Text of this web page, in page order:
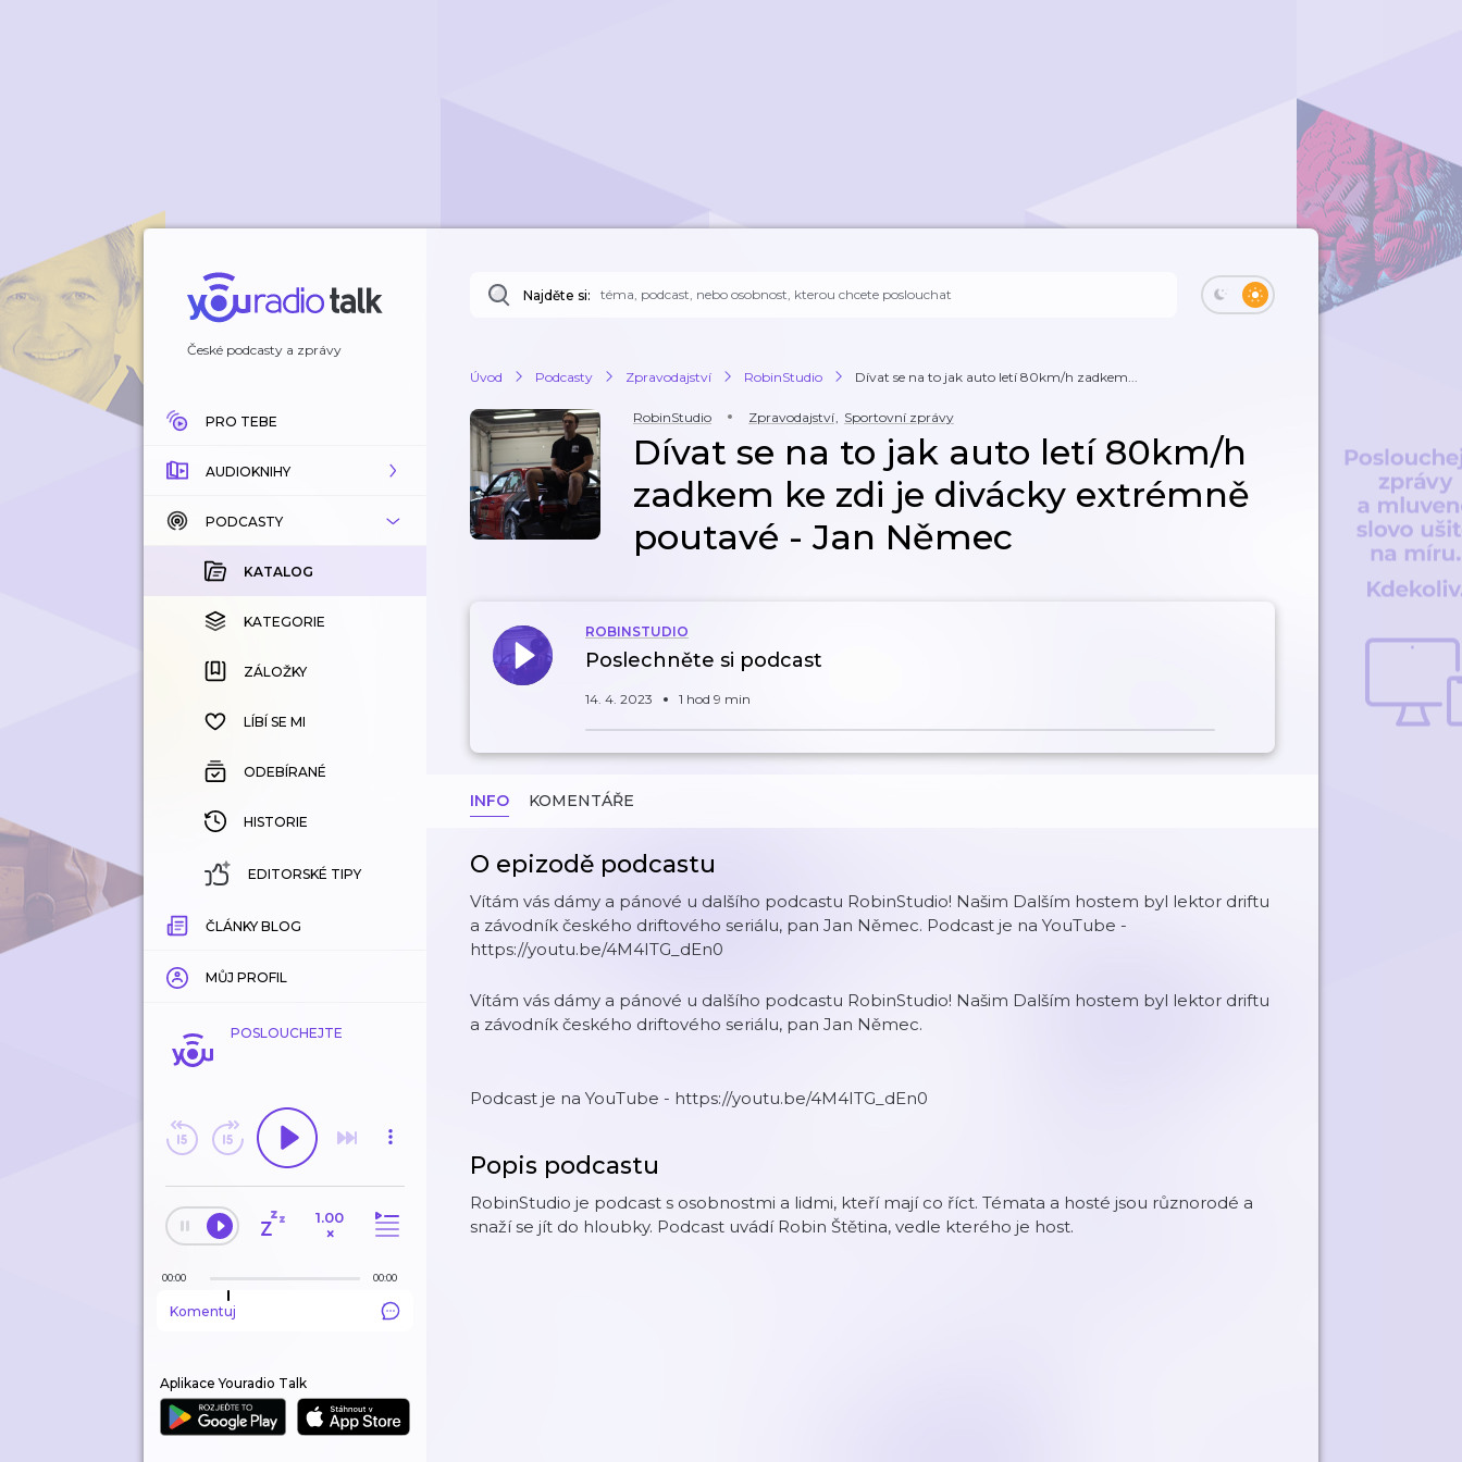
České podcasty a zprávy
PRO TEBE
AUDIOKNIHY
KATALOG
KOUPENÉ
KATEGORIE
ZÁLOŽKY
HISTORIE
PODCASTY
KATALOG
KATEGORIE
ZÁLOŽKY
LÍBÍ SE MI
ODEBÍRANÉ
HISTORIE
EDITORSKÉ TIPY
ČLÁNKY BLOG
MŮJ PROFIL
POSLOUCHEJTE
1.00
×
00:00 00:00
Komentuj
Aplikace Youradio Talk
Najděte si:
Úvod Podcasty Zpravodajství RobinStudio Dívat se na to jak auto letí 80km/h zadkem...
RobinStudio Zpravodajství, Sportovní zprávy
Dívat se na to jak auto letí 80km/h
zadkem ke zdi je divácky extrémně
poutavé - Jan Němec
ROBINSTUDIO
Poslechněte si podcast
14. 4. 2023 1 hod 9 min
INFO KOMENTÁŘE
O epizodě podcastu
Vítám vás dámy a pánové u dalšího podcastu RobinStudio! Našim Dalším hostem byl lektor driftu
a závodník českého driftového seriálu, pan Jan Němec. Podcast je na YouTube -
https://youtu.be/4M4ITG_dEn0
Vítám vás dámy a pánové u dalšího podcastu RobinStudio! Našim Dalším hostem byl lektor driftu
a závodník českého driftového seriálu, pan Jan Němec.
Podcast je na YouTube - https://youtu.be/4M4ITG_dEn0
Popis podcastu
RobinStudio je podcast s osobnostmi a lidmi, kteří mají co říct. Témata a hosté jsou různorodé a
snaží se jít do hloubky. Podcast uvádí Robin Štětina, vedle kterého je host.